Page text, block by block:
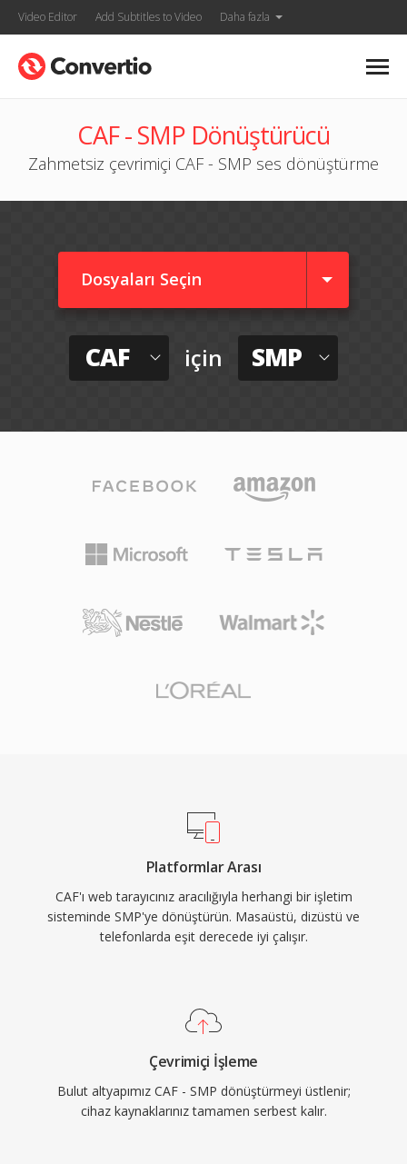
Video Editor Add Subtitles to Video Daha fazla
CAF - SMP Dönüştürücü
Zahmetsiz çevrimiçi CAF - SMP ses dönüştürme
Dosyaları Seçin
CAF için SMP
Platformlar Arası
CAF'ı web tarayıcınız aracılığıyla herhangi bir işletim
sisteminde SMP'ye dönüştürün. Masaüstü, dizüstü ve
telefonlarda eşit derecede iyi çalışır.
Çevrimiçi İşleme
Bulut altyapımız CAF - SMP dönüştürmeyi üstlenir;
cihaz kaynaklarınız tamamen serbest kalır.